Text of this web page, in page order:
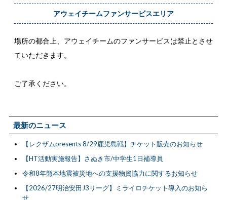
アウェイチームファンサービスエリア
場所の都合上、アウェイチームのファンサービスは禁止とさせ
ていただきます。
ご了承ください。
最新のニュース
【レクザムpresents 8/29鹿児島戦】チケット販売のお知らせ
【HT活動実施報告】さぬき市/中学生1日補導員
令和8年熊本地震被災地への支援物資協力に関するお知らせ
【2026/27明治安田J3リーグ】ミライロチケット導入のお知ら
せ